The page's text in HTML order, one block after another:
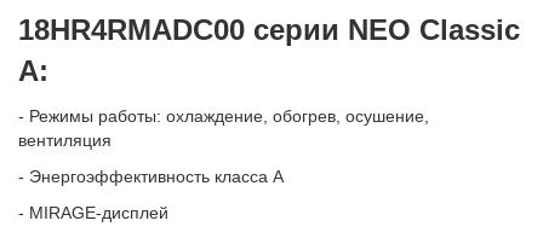
18HR4RMADC00 серии NEO Classic
A:
- Режимы работы: охлаждение, обогрев, осушение,
вентиляция
- Энергоэффективность класса А
- MIRAGE-дисплей